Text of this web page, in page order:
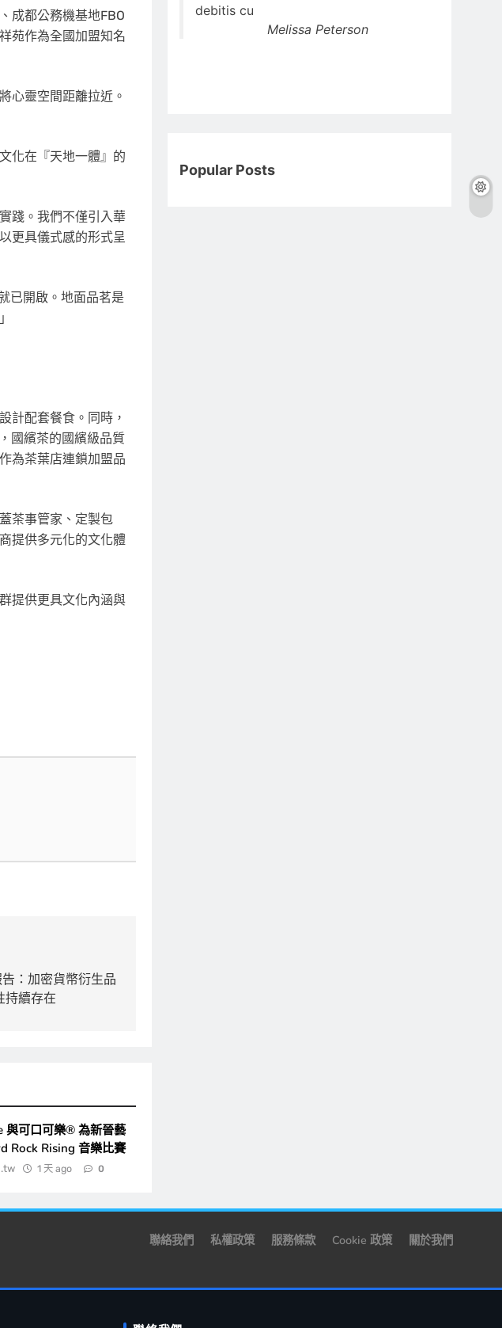
成都公務機基地FBO
苑作為全國加盟知名
心靈空間距離拉近。
化在『天地一體』的
踐。我們不僅引入華
更具儀式感的形式呈
已開啟。地面品茗是
計配套餐食。同時，
國繽茶的國繽級品質
為茶葉店連鎖加盟品
茶事管家、定製包
提供多元化的文化體
提供更具文化內涵與
：加密貨幣衍生品
持續存在
與可口可樂® 為新晉藝
Rock Rising 音樂比賽
1 天 ago 0
debitis cu
Melissa Peterson
Popular Posts
聯絡我們 私權政策 服務條款 Cookie 政策 關於我們